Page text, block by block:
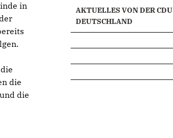
in
die
die
AKTUELLES VON DER CDU
DEUTSCHLAND